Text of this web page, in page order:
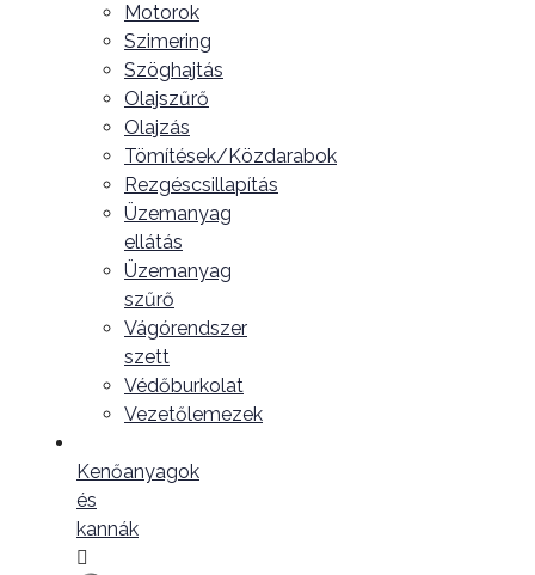
Motorok
Szimering
Szöghajtás
Olajszűrő
Olajzás
Tömítések/Közdarabok
Rezgéscsillapítás
Üzemanyag
ellátás
Üzemanyag
szűrő
Vágórendszer
szett
Védőburkolat
Vezetőlemezek
Kenőanyagok
és
kannák